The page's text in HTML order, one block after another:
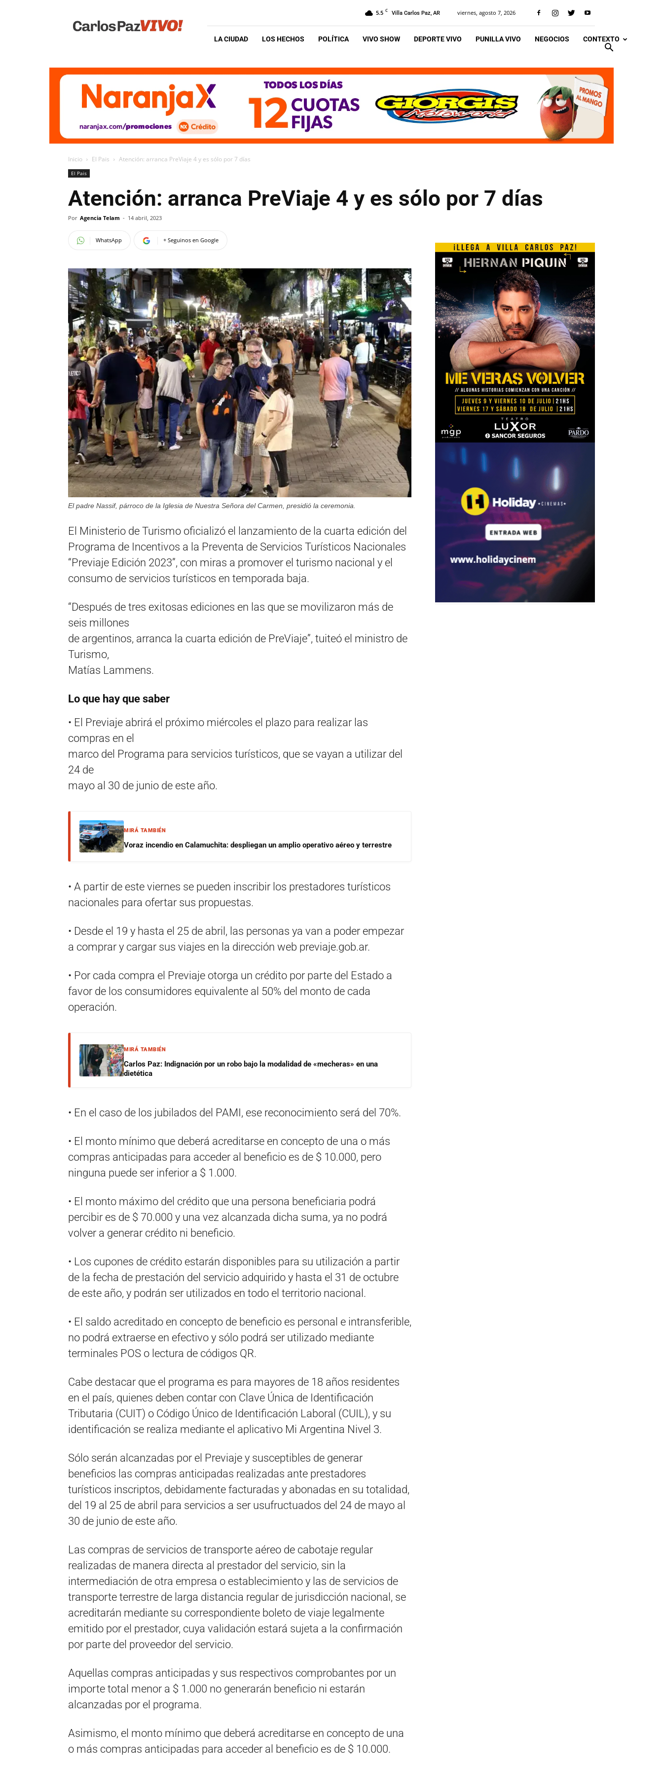
Vivo
5.5 C Villa Carlos Paz, AR viernes, agosto 7, 2026
LA CIUDAD LOS HECHOS POLÍTICA VIVO SHOW DEPORTE VIVO PUNILLA VIVO NEGOCIOS CONTEXTO
Inicio El Pais Atención: arranca PreViaje 4 y es sólo por 7 días
El Pais
Atención: arranca PreViaje 4 y es sólo por 7 días
Por Agencia Telam - 14 abril, 2023
WhatsApp + Seguinos en Google
El padre Nassif, párroco de la Iglesia de Nuestra Señora del Carmen, presidió la ceremonia.
El Ministerio de Turismo oficializó el lanzamiento de la cuarta edición del
Programa de Incentivos a la Preventa de Servicios Turísticos Nacionales
“Previaje Edición 2023”, con miras a promover el turismo nacional y el
consumo de servicios turísticos en temporada baja.
“Después de tres exitosas ediciones en las que se movilizaron más de
seis millones
de argentinos, arranca la cuarta edición de PreViaje”, tuiteó el ministro de
Turismo,
Matías Lammens.
Lo que hay que saber
• El Previaje abrirá el próximo miércoles el plazo para realizar las
compras en el
marco del Programa para servicios turísticos, que se vayan a utilizar del
24 de
mayo al 30 de junio de este año.
MIRÁ TAMBIÉN
Voraz incendio en Calamuchita: despliegan un amplio operativo aéreo y terrestre
• A partir de este viernes se pueden inscribir los prestadores turísticos
nacionales para ofertar sus propuestas.
• Desde el 19 y hasta el 25 de abril, las personas ya van a poder empezar
a comprar y cargar sus viajes en la dirección web previaje.gob.ar.
• Por cada compra el Previaje otorga un crédito por parte del Estado a
favor de los consumidores equivalente al 50% del monto de cada
operación.
MIRÁ TAMBIÉN
Carlos Paz: Indignación por un robo bajo la modalidad de «mecheras» en una
dietética
• En el caso de los jubilados del PAMI, ese reconocimiento será del 70%.
• El monto mínimo que deberá acreditarse en concepto de una o más
compras anticipadas para acceder al beneficio es de $ 10.000, pero
ninguna puede ser inferior a $ 1.000.
• El monto máximo del crédito que una persona beneficiaria podrá
percibir es de $ 70.000 y una vez alcanzada dicha suma, ya no podrá
volver a generar crédito ni beneficio.
• Los cupones de crédito estarán disponibles para su utilización a partir
de la fecha de prestación del servicio adquirido y hasta el 31 de octubre
de este año, y podrán ser utilizados en todo el territorio nacional.
• El saldo acreditado en concepto de beneficio es personal e intransferible,
no podrá extraerse en efectivo y sólo podrá ser utilizado mediante
terminales POS o lectura de códigos QR.
Cabe destacar que el programa es para mayores de 18 años residentes
en el país, quienes deben contar con Clave Única de Identificación
Tributaria (CUIT) o Código Único de Identificación Laboral (CUIL), y su
identificación se realiza mediante el aplicativo Mi Argentina Nivel 3.
Sólo serán alcanzadas por el Previaje y susceptibles de generar
beneficios las compras anticipadas realizadas ante prestadores
turísticos inscriptos, debidamente facturadas y abonadas en su totalidad,
del 19 al 25 de abril para servicios a ser usufructuados del 24 de mayo al
30 de junio de este año.
Las compras de servicios de transporte aéreo de cabotaje regular
realizadas de manera directa al prestador del servicio, sin la
intermediación de otra empresa o establecimiento y las de servicios de
transporte terrestre de larga distancia regular de jurisdicción nacional, se
acreditarán mediante su correspondiente boleto de viaje legalmente
emitido por el prestador, cuya validación estará sujeta a la confirmación
por parte del proveedor del servicio.
Aquellas compras anticipadas y sus respectivos comprobantes por un
importe total menor a $ 1.000 no generarán beneficio ni estarán
alcanzadas por el programa.
Asimismo, el monto mínimo que deberá acreditarse en concepto de una
o más compras anticipadas para acceder al beneficio es de $ 10.000.